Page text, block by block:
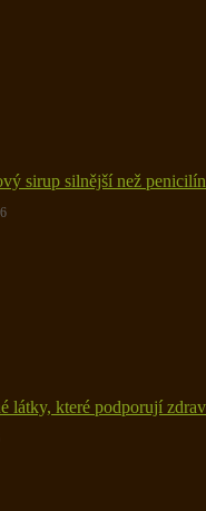
sirup silnější než
látky, které podporují